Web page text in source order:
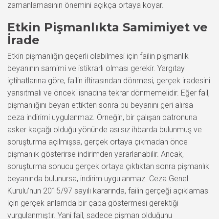
zamanlamasının önemini açıkça ortaya koyar.
Etkin Pişmanlıkta Samimiyet ve
İrade
Etkin pişmanlığın geçerli olabilmesi için failin pişmanlık
beyanının samimi ve istikrarlı olması gerekir. Yargıtay
içtihatlarına göre, failin iftirasından dönmesi, gerçek iradesini
yansıtmalı ve önceki isnadına tekrar dönmemelidir. Eğer fail,
pişmanlığını beyan ettikten sonra bu beyanını geri alırsa
ceza indirimi uygulanmaz. Örneğin, bir çalışan patronuna
asker kaçağı olduğu yönünde asılsız ihbarda bulunmuş ve
soruşturma açılmışsa, gerçek ortaya çıkmadan önce
pişmanlık gösterirse indirimden yararlanabilir. Ancak,
soruşturma sonucu gerçek ortaya çıktıktan sonra pişmanlık
beyanında bulunursa, indirim uygulanmaz. Ceza Genel
Kurulu’nun 2015/97 sayılı kararında, failin gerçeği açıklaması
için gerçek anlamda bir çaba göstermesi gerektiği
vurgulanmıştır. Yani fail, sadece pişman olduğunu